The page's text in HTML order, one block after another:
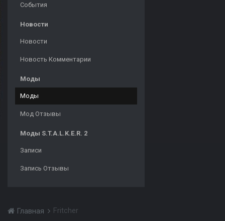
События
Новости
Новости
Новость Комментарии
Моды
Моды
Мод Отзывы
Моды S.T.A.L.K.E.R. 2
Записи
Запись Отзывы
Главная Fritcher